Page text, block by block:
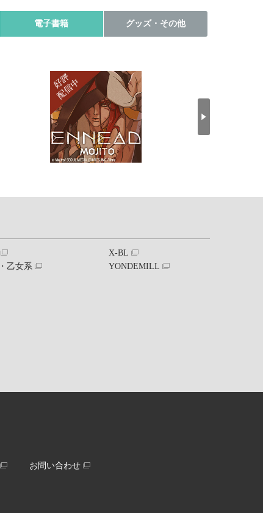
電子書籍 グッズ・その他
乙女系
X-BL
YONDEMILL
お問い合わせ